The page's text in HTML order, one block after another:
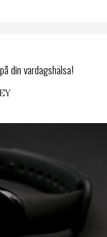
din vardagshälsa!